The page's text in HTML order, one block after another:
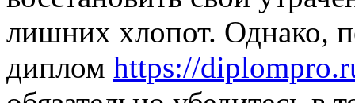
лишних хлопот. Однако,
диплом https://